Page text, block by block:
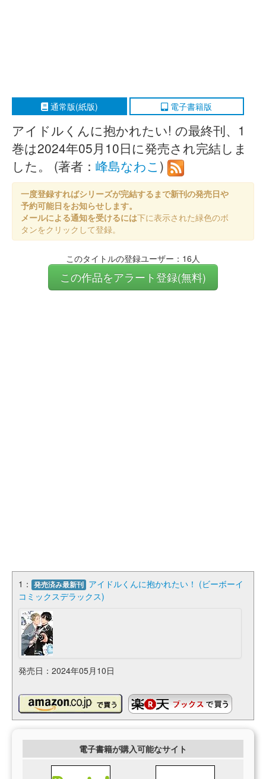
通常版(紙版) 電子書籍版
アイドルくんに抱かれたい! の最終刊、1
巻は2024年05月10日に発売され完結しま
した。 (著者： 峰島なわこ )
一度登録すればシリーズが完結するまで新刊の発売日や
予約可能日をお知らせします。
メールによる通知を受けるには下に表示された緑色のボ
タンをクリックして登録。
このタイトルの登録ユーザー：16人
この作品をアラート登録(無料)
1： 発売済み最新刊 アイドルくんに抱かれたい！ (ビーボーイ
コミックスデラックス)
発売日：2024年05月10日
電子書籍が購入可能なサイト